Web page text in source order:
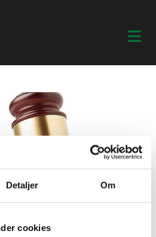
Detaljer Om
cookies